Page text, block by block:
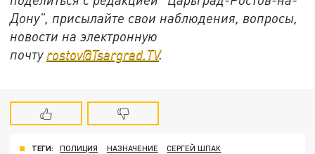
Дону", присылайте свои наблюдения, вопросы,
новости на электронную
почту rostov@Tsargrad.ТV.
ТЕГИ: ПОЛИЦИЯ НАЗНАЧЕНИЕ СЕРГЕЙ ШПАК